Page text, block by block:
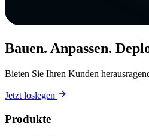
Bauen. Anpassen.
Bieten Sie Ihren Kunden
Jetzt loslegen
Produkte